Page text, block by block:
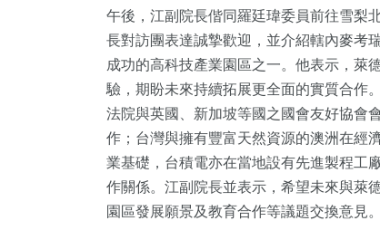
午後，江副院長偕同羅廷瑋委員前往雪梨
長對訪團表達誠摯歡迎，並介紹轄內麥考
成功的高科技產業園區之一。他表示，萊
驗，期盼未來持續拓展更全面的實質合作
法院與英國、新加坡等國之國會友好協會
作；台灣與擁有豐富天然資源的澳洲在經
業基礎，台積電亦在當地設有先進製程工
作關係。江副院長並表示，希望未來與萊
園區發展願景及教育合作等議題交換意見